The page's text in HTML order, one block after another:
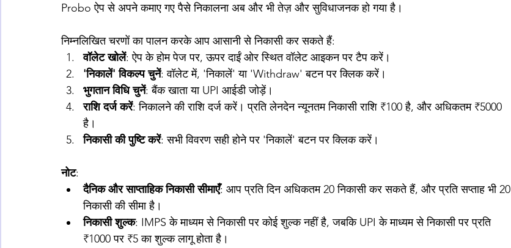
Probo ऐप से अपने कमाए गए पैसे निकालना अब और भी तेज़ और सुविधाजनक हो गया है।
निम्नलिखित चरणों का पालन करके आप आसानी से निकासी कर सकते हैं:
वॉलेट खोलें: ऐप के होम पेज पर, ऊपर दाईं ओर स्थित वॉलेट आइकन पर टैप करें।
'निकालें' विकल्प चुनें: वॉलेट में, 'निकालें' या 'Withdraw' बटन पर क्लिक करें।
भुगतान विधि चुनें: बैंक खाता या UPI आईडी जोड़ें।
राशि दर्ज करें: निकालने की राशि दर्ज करें। प्रति लेनदेन न्यूनतम निकासी राशि ₹100 है, और अधिकतम ₹5000
है।
निकासी की पुष्टि करें: सभी विवरण सही होने पर 'निकालें' बटन पर क्लिक करें।
नोट:
दैनिक और साप्ताहिक निकासी सीमाएँ: आप प्रति दिन अधिकतम 20 निकासी कर सकते हैं, और प्रति सप्ताह भी 20
निकासी की सीमा है।
निकासी शुल्क: IMPS के माध्यम से निकासी पर कोई शुल्क नहीं है, जबकि UPI के माध्यम से निकासी पर प्रति
₹1000 पर ₹5 का शुल्क लागू होता है।